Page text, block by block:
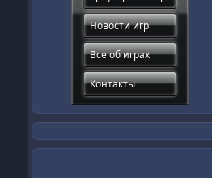
Новости игр
Все об играх
Контакты